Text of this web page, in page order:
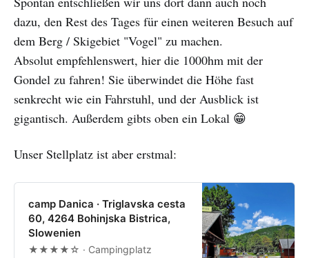
dazu, den Rest des Tages für einen weiteren Besuch auf
dem Berg / Skigebiet "Vogel" zu machen.
Absolut empfehlenswert, hier die 1000hm mit der
Gondel zu fahren! Sie überwindet die Höhe fast
senkrecht wie ein Fahrstuhl, und der Ausblick ist
gigantisch. Außerdem gibts oben ein Lokal 😁
Unser Stellplatz ist aber erstmal:
camp Danica · Triglavska cesta
60, 4264 Bohinjska Bistrica,
Slowenien
★★★★☆ · Campingplatz